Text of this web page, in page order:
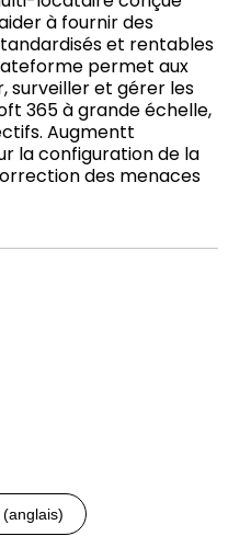
à fournir des
et rentables
permet aux
surveiller et gérer les
365 à grande échelle,
Augmentt
la configuration de la
des menaces